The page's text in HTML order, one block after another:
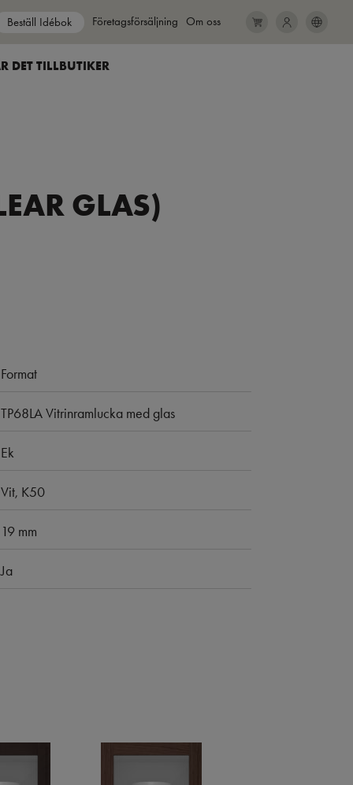
Beställ Idébok Show submenu for
Företagsförsäljning Show submenu for
Om oss
DET TILLBUTIKER
GLAS)
Format
TP68LA Vitrinramlucka med glas
Ek
Vit, K50
19 mm
Ja